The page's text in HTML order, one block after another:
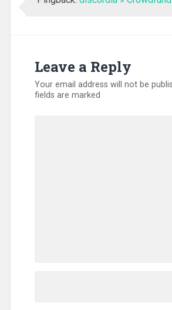
Leave a Reply
Your email address will not be
fields are marked